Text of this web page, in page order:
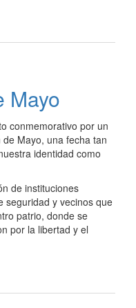
Mayo
conmemorativo por un
Mayo, una fecha tan
identidad como
de instituciones
seguridad y vecinos que
patrio, donde se
por la libertad y el